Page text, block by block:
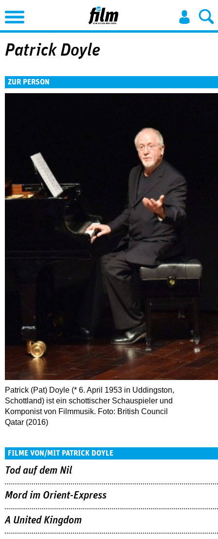
Jump to Navigation
Patrick Doyle
ZUR PERSON
Patrick (Pat) Doyle (* 6. April 1953 in Uddingston,
Schottland) ist ein schottischer Schauspieler und
Komponist von Filmmusik. Foto: British Council
Qatar (2016)
FILME VON/MIT PATRICK DOYLE
Tod auf dem Nil
Mord im Orient-Express
A United Kingdom